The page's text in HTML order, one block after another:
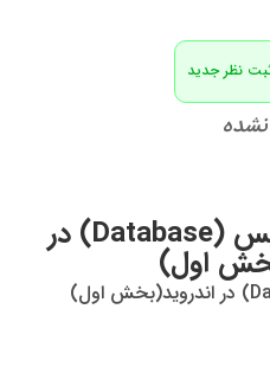
نظر جدید
آموزش کار با دیتابیس (Database) در
اول)